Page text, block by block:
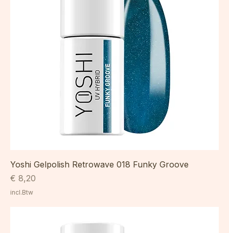
Yoshi Gelpolish Retrowave 018 Funky Groove
Prijs
€ 8,20